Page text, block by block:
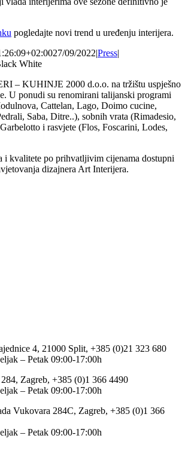
pogledajte novi trend u uređenju interijera.
27/09/2022|Press|
– KUHINJE 2000 d.o.o. na tržištu uspješno
U ponudi su renomirani talijanski programi
Cattelan, Lago, Doimo cucine,
Saba, Ditre..), sobnih vrata (Rimadesio,
i rasvjete (Flos, Foscarini, Lodes,
i kvalitete po prihvatljivim cijenama dostupni
dizajnera Art Interijera.
4, 21000 Split, +385 (0)21 323 680
– Petak 09:00-17:00h
Zagreb, +385 (0)1 366 4490
– Petak 09:00-17:00h
Vukovara 284C, Zagreb, +385 (0)1 366
– Petak 09:00-17:00h